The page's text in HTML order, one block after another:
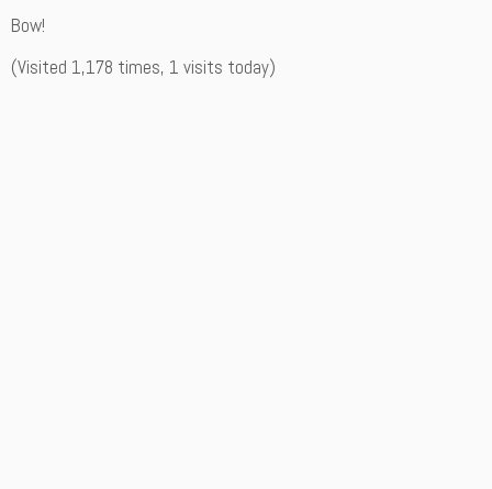
Bow!
(Visited 1,178 times, 1 visits today)